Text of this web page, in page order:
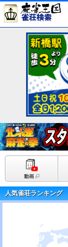
動画
人気雀荘ランキング